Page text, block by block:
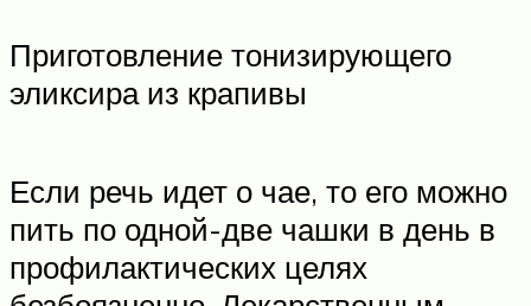
Приготовление тонизирующего
эликсира из крапивы
Если речь идет о чае, то его можно
пить по одной-две чашки в день в
профилактических целях